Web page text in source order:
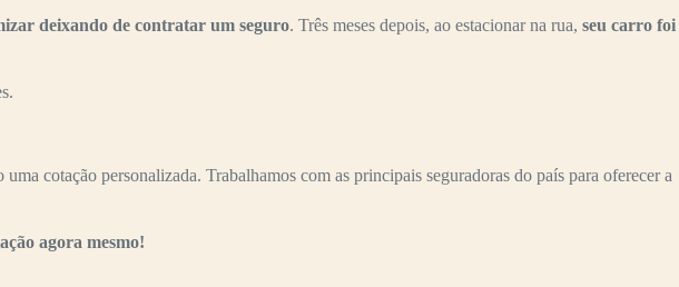
deixando de contratar um seguro. Três meses depois, ao estacionar na rua, seu carro foi
cotação personalizada. Trabalhamos com as principais seguradoras do país para oferecer a
agora mesmo!